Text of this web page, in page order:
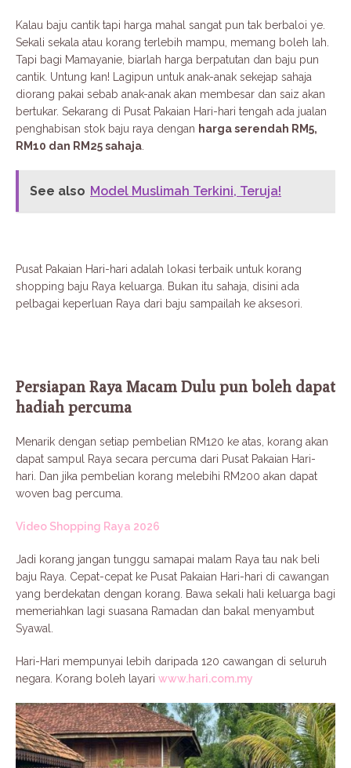
Kalau baju cantik tapi harga mahal sangat pun tak berbaloi ye.
Sekali sekala atau korang terlebih mampu, memang boleh lah.
Tapi bagi Mamayanie, biarlah harga berpatutan dan baju pun
cantik. Untung kan! Lagipun untuk anak-anak sekejap sahaja
diorang pakai sebab anak-anak akan membesar dan saiz akan
bertukar. Sekarang di Pusat Pakaian Hari-hari tengah ada jualan
penghabisan stok baju raya dengan harga serendah RM5,
RM10 dan RM25 sahaja
See also Model Muslimah Terkini, Teruja!
Pusat Pakaian Hari-hari adalah lokasi terbaik untuk korang
shopping baju Raya keluarga. Bukan itu sahaja, disini ada
pelbagai keperluan Raya dari baju sampailah ke aksesori.
Persiapan Raya Macam Dulu pun boleh dapat
hadiah percuma
Menarik dengan setiap pembelian RM120 ke atas, korang akan
dapat sampul Raya secara percuma dari Pusat Pakaian Hari-
hari. Dan jika pembelian korang melebihi RM200 akan dapat
woven bag percuma.
Video Shopping Raya 2026
Jadi korang jangan tunggu samapai malam Raya tau nak beli
baju Raya. Cepat-cepat ke Pusat Pakaian Hari-hari di cawangan
yang berdekatan dengan korang. Bawa sekali hali keluarga bagi
memeriahkan lagi suasana Ramadan dan bakal menyambut
Syawal.
Hari-Hari mempunyai lebih daripada 120 cawangan di seluruh
negara. Korang boleh layari www.hari.com.my